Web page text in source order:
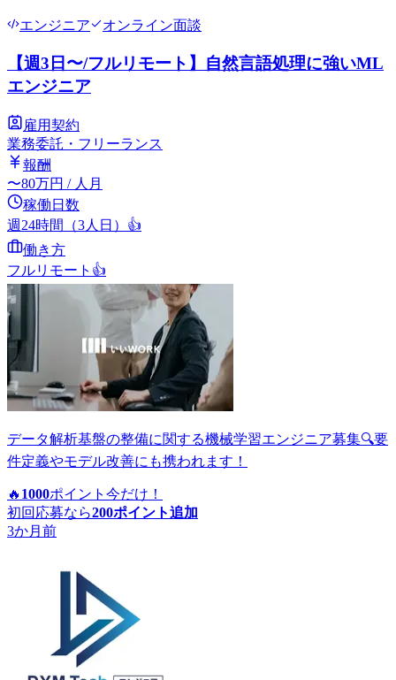
エンジニア オンライン面談
【週3日〜/フルリモート】自然言語処理に強いML
エンジニア
雇用契約
業務委託・フリーランス
報酬
〜80万円 / 人月
稼働日数
週24時間（3人日） 👍
働き方
フルリモート 👍
データ解析基盤の整備に関する機械学習エンジニア募集🔍要
件定義やモデル改善にも携われます！
🔥 1000ポイント 今だけ！
初回応募なら200ポイント追加
3か月前